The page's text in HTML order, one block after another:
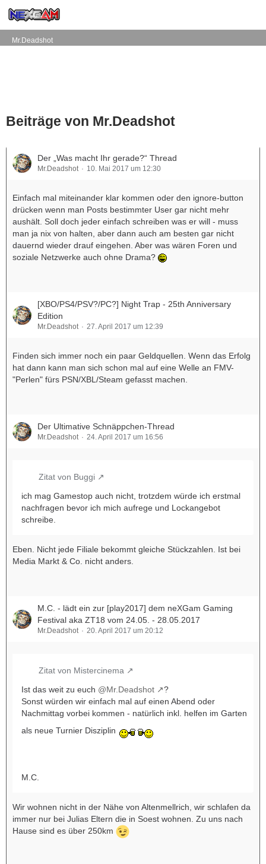
Mr.Deadshot
Beiträge von Mr.Deadshot
Der „Was macht Ihr gerade?“ Thread
Mr.Deadshot 10. Mai 2017 um 12:30
Einfach mal miteinander klar kommen oder den ignore-button
drücken wenn man Posts bestimmter User gar nicht mehr
aushält. Soll doch jeder einfach schreiben was er will - muss
man ja nix von halten, aber dann auch am besten gar nicht
dauernd wieder drauf eingehen. Aber was wären Foren und
soziale Netzwerke auch ohne Drama?
[XBO/PS4/PSV?/PC?] Night Trap - 25th Anniversary
Edition
Mr.Deadshot 27. April 2017 um 12:39
Finden sich immer noch ein paar Geldquellen. Wenn das Erfolg
hat dann kann man sich schon mal auf eine Welle an FMV-
"Perlen" fürs PSN/XBL/Steam gefasst machen.
Der Ultimative Schnäppchen-Thread
Mr.Deadshot 24. April 2017 um 16:56
Zitat von Buggi
ich mag Gamestop auch nicht, trotzdem würde ich erstmal
nachfragen bevor ich mich aufrege und Lockangebot
schreibe.
Eben. Nicht jede Filiale bekommt gleiche Stückzahlen. Ist bei
Media Markt & Co. nicht anders.
M.C. - lädt ein zur [play2017] dem neXGam Gaming
Festival aka ZT18 vom 24.05. - 28.05.2017
Mr.Deadshot 20. April 2017 um 20:12
Zitat von Mistercinema
Ist das weit zu euch @Mr.Deadshot
?
Sonst würden wir einfach mal auf einen Abend oder
Nachmittag vorbei kommen - natürlich inkl. helfen im Garten
als neue Turnier Disziplin
M.C.
Wir wohnen nicht in der Nähe von Altenmellrich, wir schlafen da
immer nur bei Julias Eltern die in Soest wohnen. Zu uns nach
Hause sind es über 250km